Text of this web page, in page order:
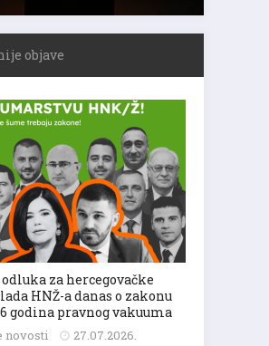
objave
za hercegovačke
HNŽ-a danas o zakonu
godina pravnog vakuuma
novosti 27.07.2026.